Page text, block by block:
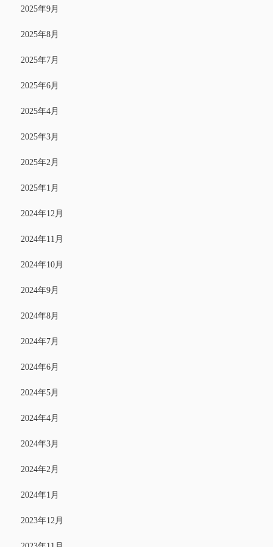
2025年9月
2025年8月
2025年7月
2025年6月
2025年4月
2025年3月
2025年2月
2025年1月
2024年12月
2024年11月
2024年10月
2024年9月
2024年8月
2024年7月
2024年6月
2024年5月
2024年4月
2024年3月
2024年2月
2024年1月
2023年12月